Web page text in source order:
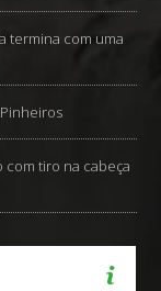
termina com uma
com tiro na cabeça